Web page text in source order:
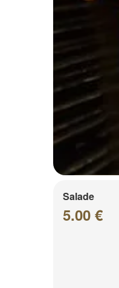
Salade
5.00 €